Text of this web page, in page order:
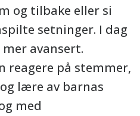
og tilbake eller si
setninger. I dag
avansert.
reagere på stemmer,
lære av barnas
med